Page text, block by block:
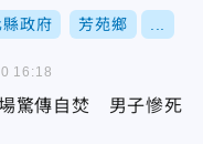
政府 芳苑鄉
驚傳自焚 男子慘死
16:18